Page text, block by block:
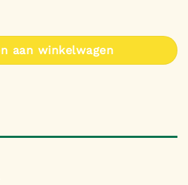
aantal
aan winkelwagen